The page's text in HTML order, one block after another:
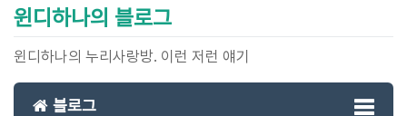
윈디하나의 블로그
윈디하나의 누리사랑방. 이런 저런 얘기
블로그